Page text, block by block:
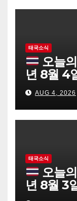
태국소식
오늘
년 8월 4
AUG 4, 2026
태국소식
오늘
년 8월 3